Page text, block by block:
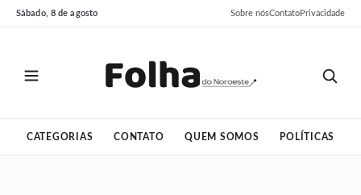
Pular
para
Pular
para
Sábado, 8 de agosto Sobre nósContatoPrivacidade
CATEGORIAS CONTATO QUEM SOMOS POLÍTICAS